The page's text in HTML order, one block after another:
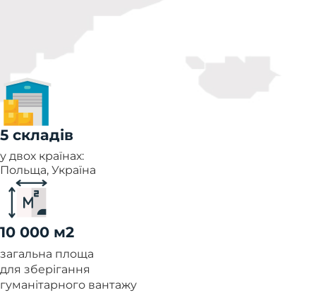
5 складів
у двох країнах:
Польща, Україна
10 000 м2
загальна площа
для зберігання
гуманітарного вантажу